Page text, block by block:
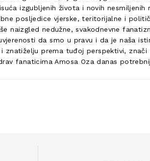
izgubljenih života i novih
posljedice vjerske, teritorijalne i
naizgled nedužne, svakodnevne
da smo u pravu i da je naša
prema tuđoj perspektivi,
fanaticima Amosa Oza danas